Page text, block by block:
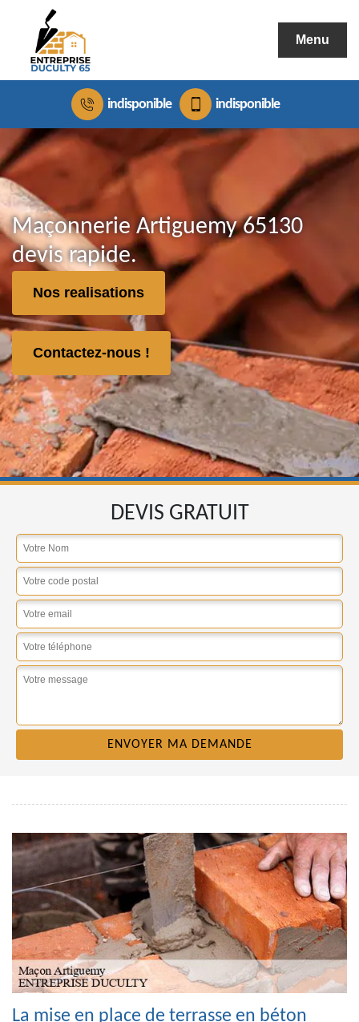
Menu
indisponible indisponible
Maçonnerie Artiguemy 65130
devis rapide.
Nos realisations
Contactez-nous !
DEVIS GRATUIT
La mise en place de terrasse en béton